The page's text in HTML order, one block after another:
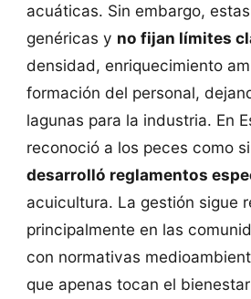
acuáticas. Sin embargo,
genéricas y no fijan límites
densidad, enriquecimiento
formación del personal,
lagunas para la industria. En
reconoció a los peces como
desarrolló reglamentos
acuicultura. La gestión sigue
principalmente en las
con normativas
que apenas tocan el